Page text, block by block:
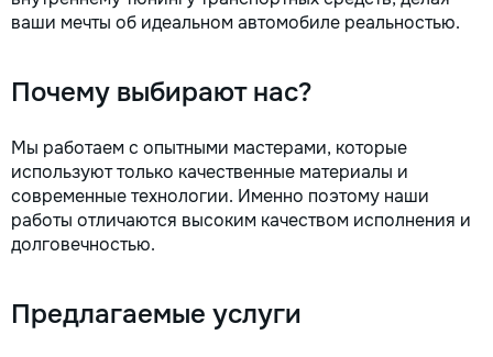
ваши мечты об идеальном автомобиле реальностью.
Почему выбирают нас?
Мы работаем с опытными мастерами, которые
используют только качественные материалы и
современные технологии. Именно поэтому наши
работы отличаются высоким качеством исполнения и
долговечностью.
Предлагаемые услуги